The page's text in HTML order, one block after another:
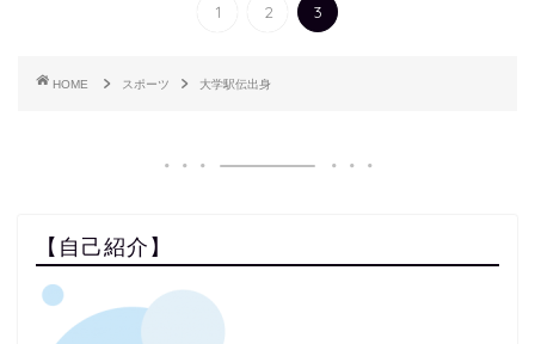
1 2 3
HOME スポーツ 大学駅伝出身
【自己紹介】